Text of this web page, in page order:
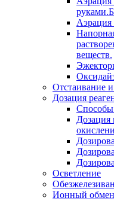
Аэрация
веществ.
Отстаивание
Дозация
Способы
Дозация
Осветление
Ионный обмен